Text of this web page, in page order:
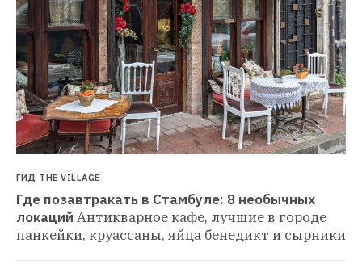
ГИД THE VILLAGE
Где позавтракать в Стамбуле: 8 необычных
локаций Антикварное кафе, лучшие в городе
панкейки, круассаны, яйца бенедикт и сырники